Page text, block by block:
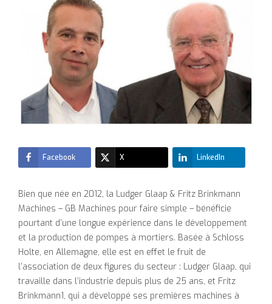
Facebook X LinkedIn
Bien que née en 2012, la Ludger Glaap & Fritz Brinkmann
Machines – GB Machines pour faire simple – bénéficie
pourtant d’une longue expérience dans le développement
et la production de pompes à mortiers. Basée à Schloss
Holte, en Allemagne, elle est en effet le fruit de
l’association de deux figures du secteur : Ludger Glaap, qui
travaille dans l’industrie depuis plus de 25 ans, et Fritz
Brinkmann1, qui a développé ses premières machines à